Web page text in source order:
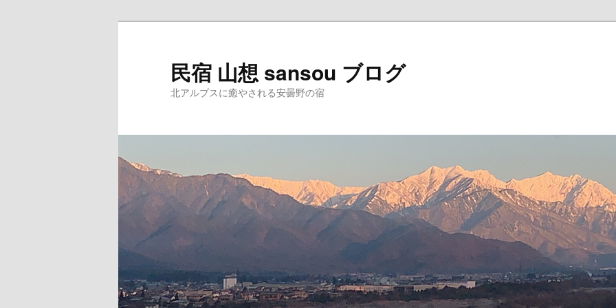
民宿 山想 sansou ブログ
北アルプスに癒やされる安曇野の宿